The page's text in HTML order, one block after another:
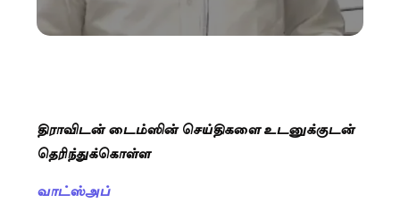
திராவிடன் டைம்ஸின் செய்திகளை உடனுக்குடன்
தெரிந்துக்கொள்ள
வாட்ஸ்அப்